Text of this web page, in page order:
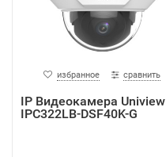
избранное сравнить
IP Видеокамера Uniview
IPC322LB-DSF40K-G